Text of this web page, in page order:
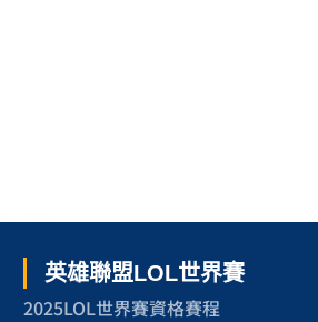
英雄聯盟LOL世界賽
2025LOL世界賽資格賽程